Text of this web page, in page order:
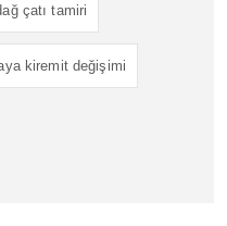
çatı tamiri
kiremit değişimi